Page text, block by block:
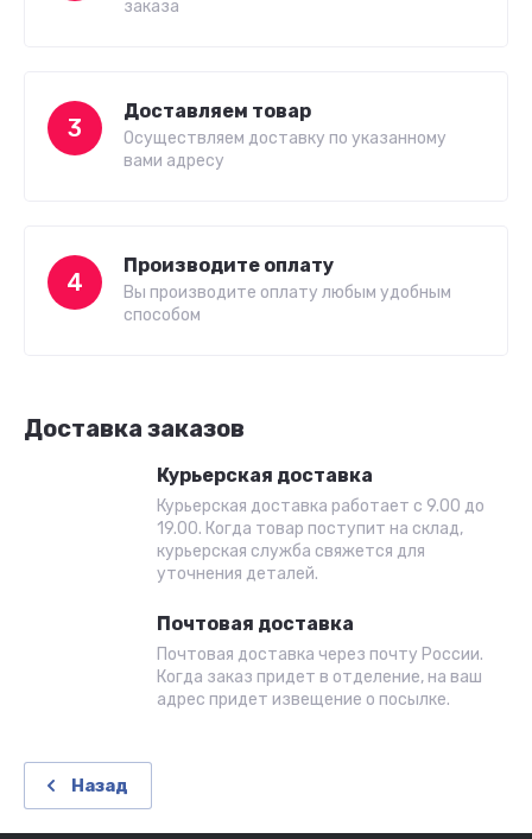
заказа
3
Доставляем товар
Осуществляем доставку по указанному
вами адресу
4
Производите оплату
Вы производите оплату любым удобным
способом
Доставка заказов
Курьерская доставка
Курьерская доставка работает с 9.00 до
19.00. Когда товар поступит на склад,
курьерская служба свяжется для
уточнения деталей.
Почтовая доставка
Почтовая доставка через почту России.
Когда заказ придет в отделение, на ваш
адрес придет извещение о посылке.
Назад